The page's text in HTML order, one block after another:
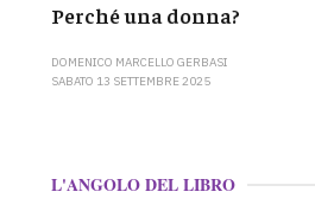
Perché una donna?
DOMENICO MARCELLO GERBASI
SABATO 13 SETTEMBRE 2025
L'ANGOLO DEL LIBRO